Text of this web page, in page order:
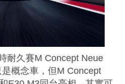
耐久賽M Concept Neue
概念車，但M Concept